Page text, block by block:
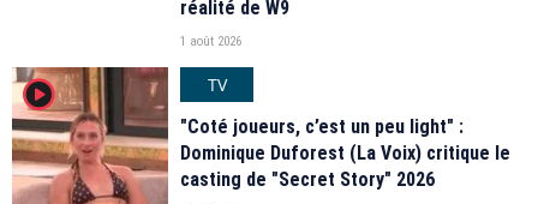
réalité de W9
1 août 2026
player2
TV
"Coté joueurs, c’est un peu light" :
Dominique Duforest (La Voix) critique le
casting de "Secret Story" 2026